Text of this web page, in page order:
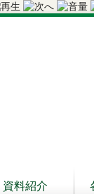
資料紹介